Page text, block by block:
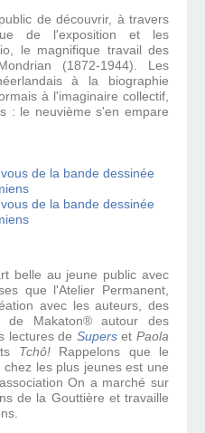
de découvrir, à travers
de l'exposition et les
le magnifique travail des
(1872-1944). Les
à la biographie
à l'imaginaire collectif,
: le neuvième s'en empare
belle au jeune public avec
que l'Atelier Permanent,
avec les auteurs, des
de Makaton® autour des
lectures de SupersetPaola
Tchô!Rappelons que le
les plus jeunes est une
On a marché sur
de la Gouttière et travaille